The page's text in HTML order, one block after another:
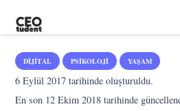
DIJITAL PSIKOLOJI YAŞAM
6 Eylül 2017 tarihinde oluşturuldu.
En son 12 Ekim 2018 tarihinde